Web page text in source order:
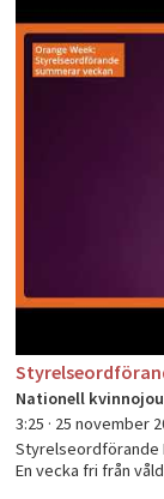
Nationell
3:25 · 25 november
Styrelseordförande
En vecka fri från våld